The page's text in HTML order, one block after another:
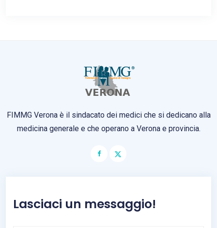
FIMMG Verona è il sindacato dei medici che si dedicano alla
medicina generale e che operano a Verona e provincia.
Lasciaci un messaggio!